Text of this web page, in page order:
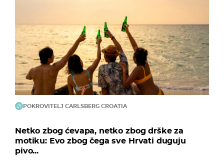
POKROVITELJ CARLSBERG CROATIA
Netko zbog ćevapa, netko zbog drške za
motiku: Evo zbog čega sve Hrvati duguju
pivo...